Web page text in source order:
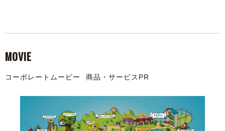
MOVIE
コーポレートムービー 商品・サービスPR